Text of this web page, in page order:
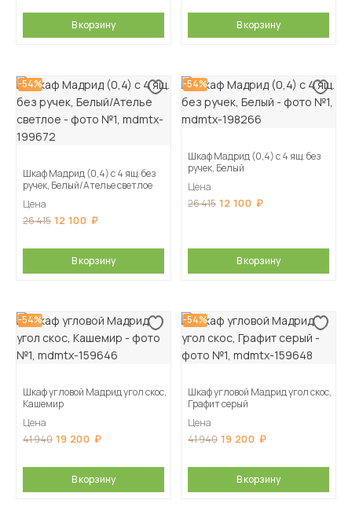
В корзину В корзину
-54%
Шкаф Мадрид (0,4) с 4 ящ. без
ручек, Белый/Ателье светлое
Цена
26 415 12 100
В корзину
-54%
Шкаф Мадрид (0,4) с 4 ящ. без
ручек, Белый
Цена
26 415 12 100
В корзину
-54%
Шкаф угловой Мадрид угол скос,
Кашемир
Цена
41 940 19 200
В корзину
-54%
Шкаф угловой Мадрид угол скос,
Графит серый
Цена
41 940 19 200
В корзину